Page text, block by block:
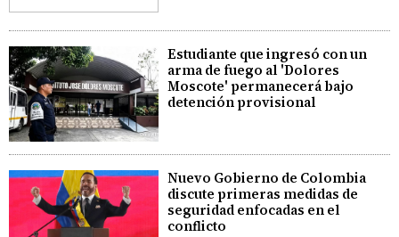
Estudiante que ingresó con un
arma de fuego al 'Dolores
Moscote' permanecerá bajo
detención provisional
Nuevo Gobierno de Colombia
discute primeras medidas de
seguridad enfocadas en el
conflicto